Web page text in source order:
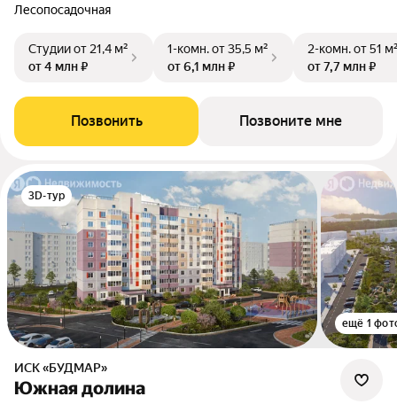
Лесопосадочная
Студииот 21,4 м²
от 4 млн ₽
1-комн.от 35,5 м²
от 6,1 млн ₽
2-комн.от 51
от 7,7 млн ₽
Позвонить Позвоните мне
3D-тур
ещё 1
ИСК «БУДМАР»
Южная долина